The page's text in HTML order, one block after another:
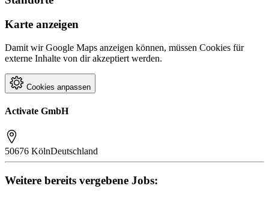
Karte anzeigen
Damit wir Google Maps anzeigen können, müssen Cookies für
externe Inhalte von dir akzeptiert werden.
Cookies anpassen
Activate GmbH
50676 KölnDeutschland
Weitere bereits vergebene Jobs: